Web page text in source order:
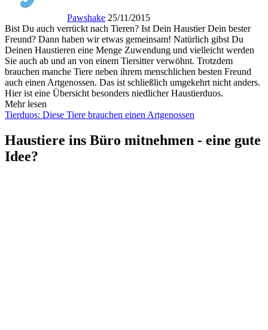
Pawshake 25/11/2015
Bist Du auch verrückt nach Tieren? Ist Dein Haustier Dein bester
Freund? Dann haben wir etwas gemeinsam! Natürlich gibst Du
Deinen Haustieren eine Menge Zuwendung und vielleicht werden
Sie auch ab und an von einem Tiersitter verwöhnt. Trotzdem
brauchen manche Tiere neben ihrem menschlichen besten Freund
auch einen Artgenossen. Das ist schließlich umgekehrt nicht anders.
Hier ist eine Übersicht besonders niedlicher Haustierduos.
Mehr lesen
Tierduos: Diese Tiere brauchen einen Artgenossen
Haustiere ins Büro mitnehmen - eine gute
Idee?